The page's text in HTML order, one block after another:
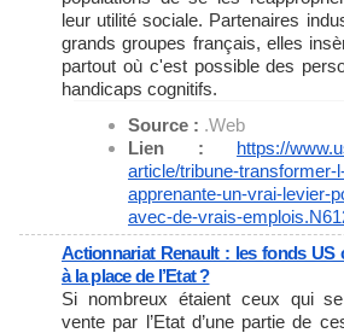
leur utilité sociale. Partenaires
grands groupes français, elles
partout où c'est possible des
handicaps cognitifs.
Source : .Web
Lien : https://
article/tribune-transformer-
apprenante-un-vrai-levier-
avec-de-vrais-
Actionnariat Renault : les fonds US
à la place de l’Etat ?
Si nombreux étaient ceux qui
vente par l’Etat d’une partie de